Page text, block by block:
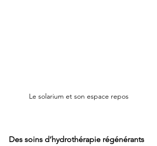
Le solarium et son espace repos
Des soins d’hydrothérapie régénérants